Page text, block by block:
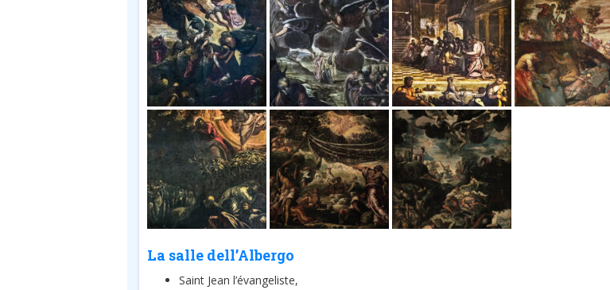
La salle dell’Albergo
Saint Jean l’évangeliste,